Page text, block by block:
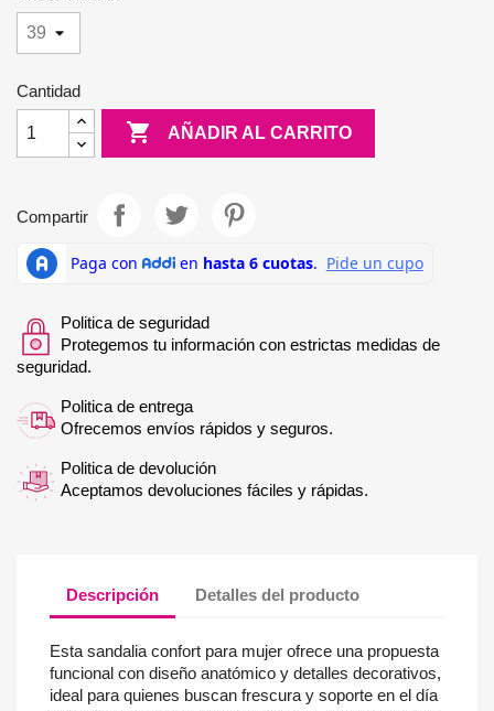
Cantidad
 AÑADIR AL CARRITO
Compartir
Politica de seguridad
Protegemos tu información con estrictas medidas de
seguridad.
Politica de entrega
Ofrecemos envíos rápidos y seguros.
Politica de devolución
Aceptamos devoluciones fáciles y rápidas.
Descripción Detalles del producto
Esta sandalia confort para mujer ofrece una propuesta
funcional con diseño anatómico y detalles decorativos,
ideal para quienes buscan frescura y soporte en el día